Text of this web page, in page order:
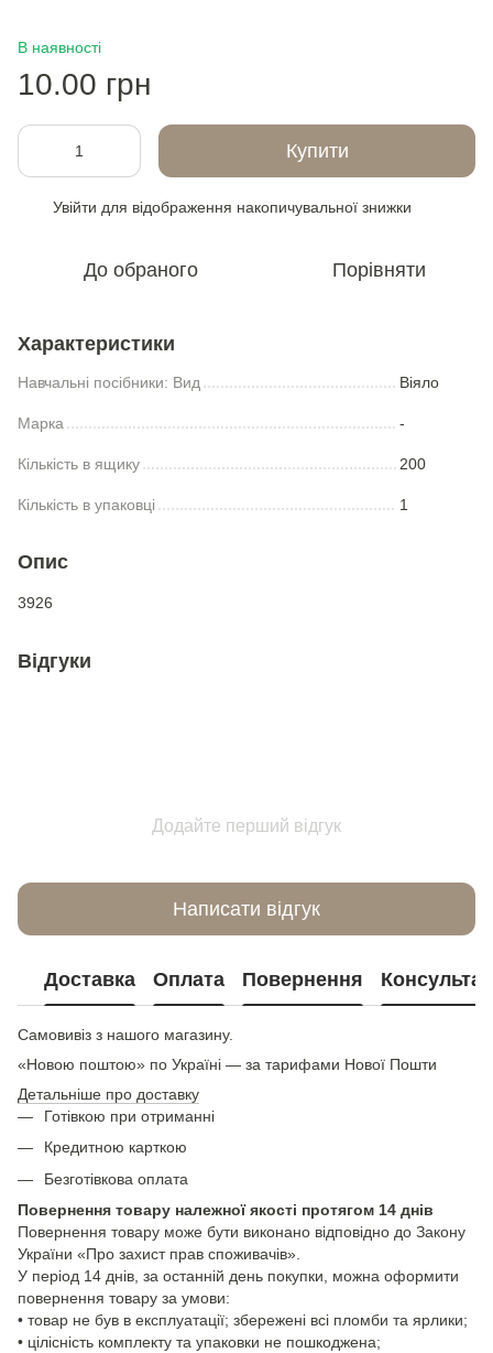
В наявності
10.00 грн
Купити
Увійти для відображення накопичувальної знижки
До обраного Порівняти
Характеристики
Навчальні посібники: Вид Вiяло
Марка -
Кількість в ящику 200
Кількість в упаковці 1
Опис
3926
Відгуки
Додайте перший відгук
Написати відгук
Доставка Оплата Повернення
Самовивіз з нашого магазину.
«Новою поштою» по Україні — за тарифами Нової Пошти
Детальніше про доставку
Готівкою при отриманні
Кредитною карткою
Безготівкова оплата
Повернення товару належної якості протягом 14 днів
Повернення товару може бути виконано відповідно до Закону
України «Про захист прав споживачів».
У період 14 днів, за останній день покупки, можна оформити
повернення товару за умови:
• товар не був в експлуатації; збережені всі пломби та ярлики;
• цілісність комплекту та упаковки не пошкоджена;